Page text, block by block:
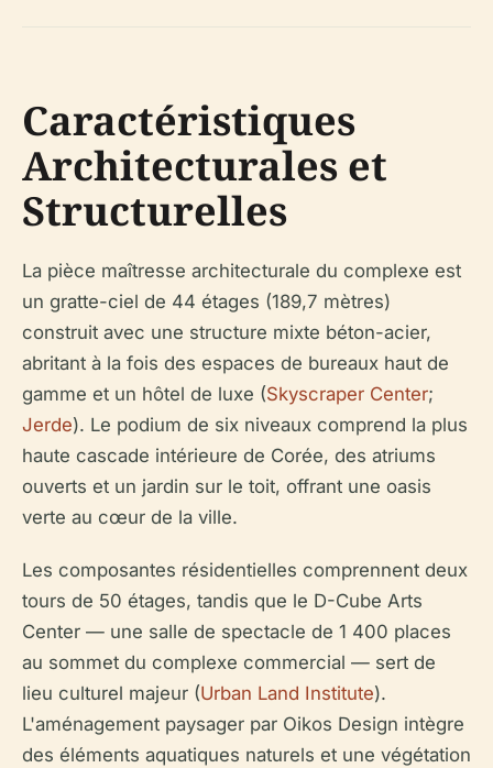
Caractéristiques
Architecturales et
Structurelles
La pièce maîtresse architecturale du complexe est
un gratte-ciel de 44 étages (189,7 mètres)
construit avec une structure mixte béton-acier,
abritant à la fois des espaces de bureaux haut de
gamme et un hôtel de luxe (Skyscraper Center;
Jerde). Le podium de six niveaux comprend la plus
haute cascade intérieure de Corée, des atriums
ouverts et un jardin sur le toit, offrant une oasis
verte au cœur de la ville.
Les composantes résidentielles comprennent deux
tours de 50 étages, tandis que le D-Cube Arts
Center — une salle de spectacle de 1 400 places
au sommet du complexe commercial — sert de
lieu culturel majeur (Urban Land Institute).
L'aménagement paysager par Oikos Design intègre
des éléments aquatiques naturels et une végétation